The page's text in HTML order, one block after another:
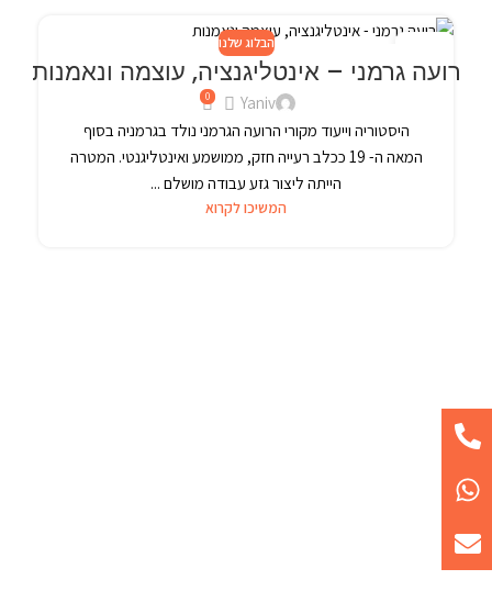
פבר
הבלוג שלנו
רועה גרמני – אינטליגנציה, עוצמה ונאמנות
Yaniv
0
היסטוריה וייעוד מקורי הרועה הגרמני נולד בגרמניה בסוף
המאה ה- 19 ככלב רעייה חזק, ממושמע ואינטליגנטי. המטרה
הייתה ליצור גזע עבודה מושלם ...
המשיכו לקרוא